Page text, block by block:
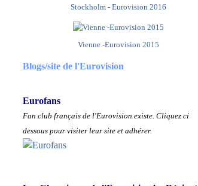
Stockholm - Eurovision 2016
Vienne -Eurovision 2015
Blogs/site de l'Eurovision
Eurofans
Fan club français de l'Eurovision existe. Cliquez ci
dessous pour visiter leur site et adhérer.